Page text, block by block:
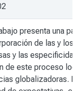
presenta una
de las y los
y las
de este proceso
globalizadoras.